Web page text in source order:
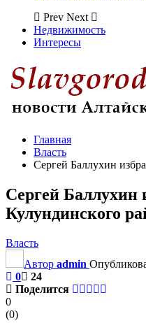
Prev Next
Недвижимость
Интересы
Главная
Власть
Сергей Баллухин
Сергей Баллухин
Кулундинского
Власть
Автор admin
0
24
Поделится
0
(0)